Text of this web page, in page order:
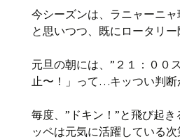
今シーズンは、ラニャーニ
と思いつつ、既にロータリ
元旦の朝には、”２１：００
止〜！」って…キッつい判
毎度、”ドキン！”と飛び起
ッペは元気に活躍している